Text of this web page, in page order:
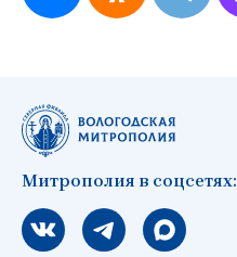
Митрополия в соцсетях:
Мы вконтакте
Мы в telegram
Мы в Макс